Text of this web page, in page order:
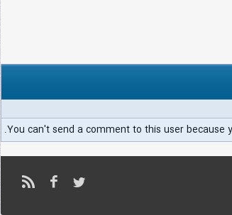
You can't send a comment to this user because